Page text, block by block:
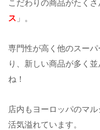
こだわりの商品がたくさ
ス 」。
専門性が高く他のスー
り、新しい商品が多く
ね！
店内もヨーロッパのマ
活気溢れています。